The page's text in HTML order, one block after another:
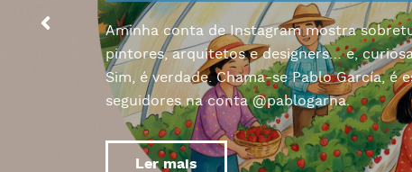
Aminha conta de Instagram mostra
pintores, arquitetos e designers… e,
Sim, é verdade. Chama-se Pablo García, é
seguidores na conta @pablogarna.
Ler mais